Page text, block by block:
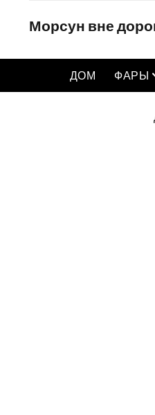
Морсун вне
ДОМ ФАРЫ